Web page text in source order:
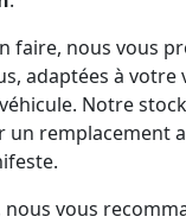
faire, nous vous
adaptées à
Notre
un remplacement
nous vous